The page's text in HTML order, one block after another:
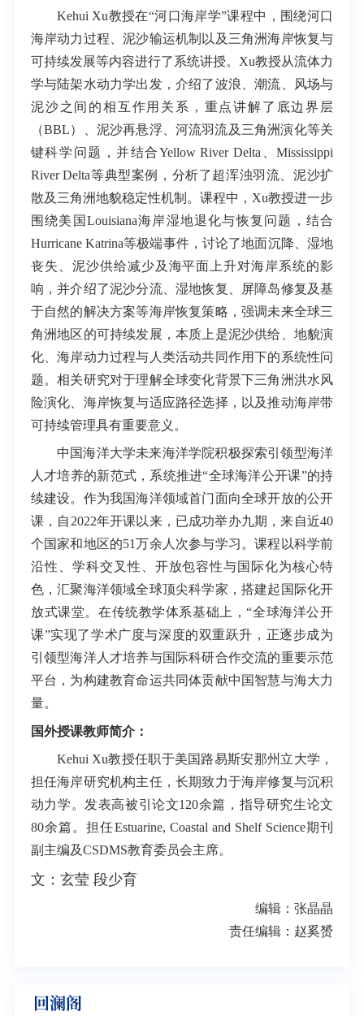
Kehui Xu教授在“河口海岸学”课程中，围绕河口
海岸动力过程、泥沙输运机制以及三角洲海岸恢复与
可持续发展等内容进行了系统讲授。Xu教授从流体力
学与陆架水动力学出发，介绍了波浪、潮流、风场与
泥沙之间的相互作用关系，重点讲解了底边界层
（BBL）、泥沙再悬浮、河流羽流及三角洲演化等关
键科学问题，并结合Yellow River Delta、Mississippi
River Delta等典型案例，分析了超浑浊羽流、泥沙扩
散及三角洲地貌稳定性机制。课程中，Xu教授进一步
围绕美国Louisiana海岸湿地退化与恢复问题，结合
Hurricane Katrina等极端事件，讨论了地面沉降、湿地
丧失、泥沙供给减少及海平面上升对海岸系统的影
响，并介绍了泥沙分流、湿地恢复、屏障岛修复及基
于自然的解决方案等海岸恢复策略，强调未来全球三
角洲地区的可持续发展，本质上是泥沙供给、地貌演
化、海岸动力过程与人类活动共同作用下的系统性问
题。相关研究对于理解全球变化背景下三角洲洪水风
险演化、海岸恢复与适应路径选择，以及推动海岸带
可持续管理具有重要意义。
中国海洋大学未来海洋学院积极探索引领型海洋
人才培养的新范式，系统推进“全球海洋公开课”的持
续建设。作为我国海洋领域首门面向全球开放的公开
课，自2022年开课以来，已成功举办九期，来自近40
个国家和地区的51万余人次参与学习。课程以科学前
沿性、学科交叉性、开放包容性与国际化为核心特
色，汇聚海洋领域全球顶尖科学家，搭建起国际化开
放式课堂。在传统教学体系基础上，“全球海洋公开
课”实现了学术广度与深度的双重跃升，正逐步成为
引领型海洋人才培养与国际科研合作交流的重要示范
平台，为构建教育命运共同体贡献中国智慧与海大力
量。
国外授课教师简介：
Kehui Xu教授任职于美国路易斯安那州立大学，
担任海岸研究机构主任，长期致力于海岸修复与沉积
动力学。发表高被引论文120余篇，指导研究生论文
80余篇。担任Estuarine, Coastal and Shelf Science期刊
副主编及CSDMS教育委员会主席。
文：玄莹 段少育
编辑：张晶晶
责任编辑：赵奚赟
回澜阁